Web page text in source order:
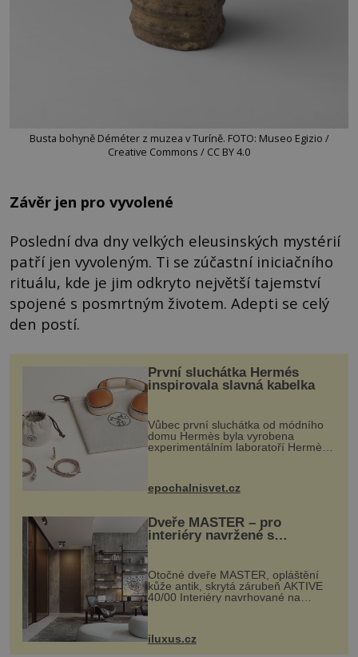
Busta bohyně Déméter z muzea v Turíně. FOTO: Museo Egizio /
Creative Commons / CC BY 4.0
Závěr jen pro vyvolené
Poslední dva dny velkých eleusinských mystérií
patří jen vyvoleným. Ti se zúčastní iniciačního
rituálu, kde je jim odkryto největší tajemství
spojené s posmrtným životem. Adepti se celý
den postí.
První sluchátka Hermés
inspirovala slavná kabelka
Vůbec první sluchátka od módního
domu Hermès byla vyrobena
experimentálním laboratoří Hermès
kovový...
epochalnisvet.cz
Dveře MASTER – pro
interiéry navržené s
rozumem i vášní!
Otočné dveře MASTER, opláštění
kůže antik, skrytá zárubeň AKTIVE
40/00 Interiéry navrhované na
zakázku často vyžadují atypické
rozměry nejen nábytku, ale i
dnes umož...
iluxus.cz